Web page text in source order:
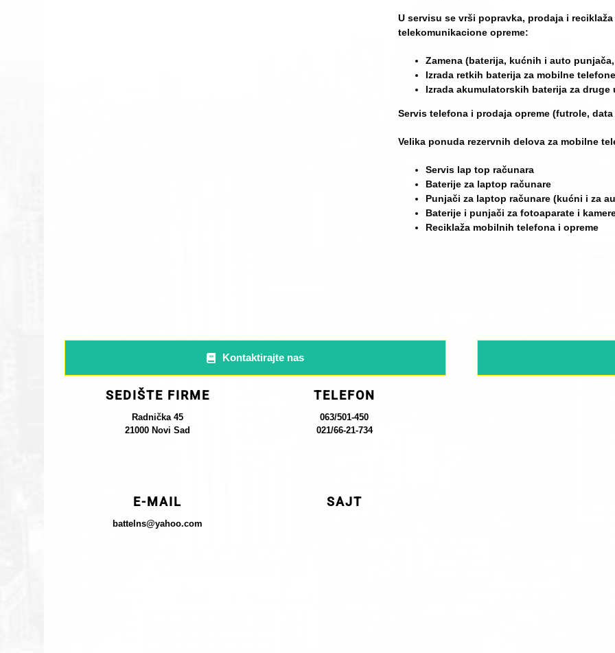
U servisu se vrši popravka, prodaja i
telekomunikacione opreme:
Zamena (baterija, kućnih i auto
Izrada retkih baterija za mobilne telefone
Izrada akumulatorskih baterija za druge
Servis telefona i prodaja opreme (futrole,
Velika ponuda rezervnih delova za mobilne
Servis lap top računara
Baterije za laptop računare
Punjači za laptop računare (kućni i za
Baterije i punjači za fotoaparate i
Reciklaža mobilnih telefona i opreme
Kontaktirajte nas
SEDIŠTE FIRME
Radnička 45
21000 Novi Sad
TELEFON
063/501-450
021/66-21-734
E-MAIL
battelns@yahoo.com
SAJT